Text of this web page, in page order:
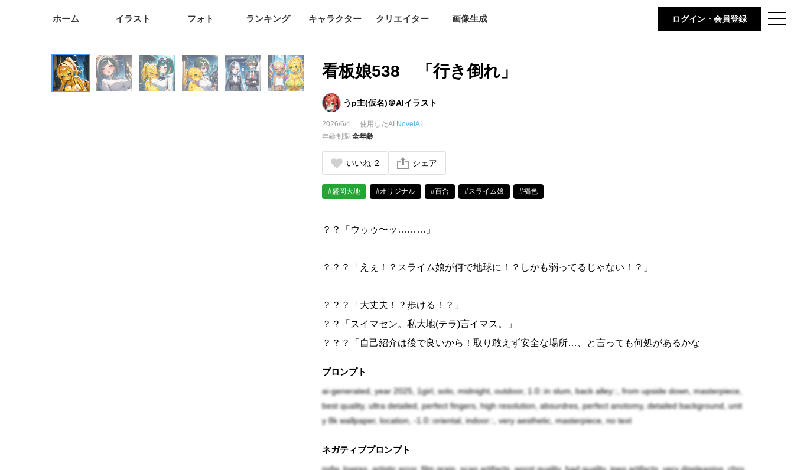
t
o
ホーム イラスト フォト ランキング キャラクター クリエイター 画像生成 ログイン・会員登録
看板娘538 「行き倒れ」
うp主(仮名)＠AIイラスト
2026/6/4 使用したAI NovelAI
年齢制限全年齢
いいね 2 シェア
#盛岡大地 #オリジナル #百合 #スライム娘 #褐色
？？「ウゥゥ〜ッ………」
？？？「えぇ！？スライム娘が何で地球に！？しかも弱ってるじゃない！？」
？？？「大丈夫！？歩ける！？」
？？「スイマセン。私大地(テラ)言イマス。」
？？？「自己紹介は後で良いから！取り敢えず安全な場所…、と言っても何処があるかな
〜〜〜
アニータ「バレリア！今商談中なのよ!って言うか誰よその娘！？」
プロンプト
ai-generated, year 2025, 1girl, solo, midnight, outdoor, 1.0::in slum, back alley::, from upside down, masterpiece,
best quality, ultra detailed, perfect fingers, high resolution, absurdres, perfect anotomy, detailed background, unit
y 8k wallpaper, location, -1.0::oriental, indoor::, very aesthetic, masterpiece, no text
ネガティブプロンプト